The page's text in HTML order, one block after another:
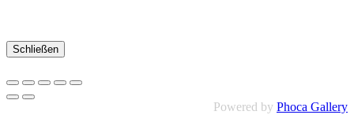
Schließen
Powered by Phoca Gallery